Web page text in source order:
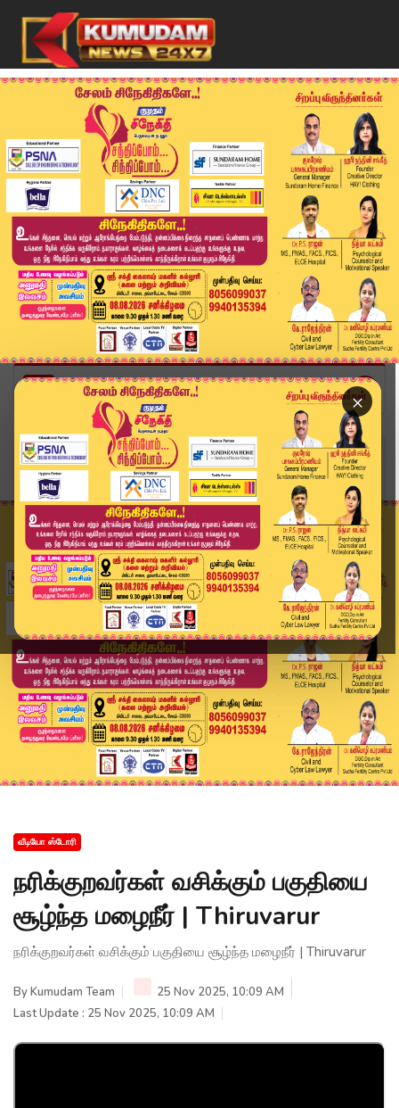
×
Home
வீடியோ ஸ்டோரி
நரிக்குறவர்கள் வசிக்கும் பகுதியை சூழ்ந்த மழைநீர...
வீடியோ ஸ்டோரி
நரிக்குறவர்கள் வசிக்கும் பகுதியை
சூழ்ந்த மழைநீர் | Thiruvarur
நரிக்குறவர்கள் வசிக்கும் பகுதியை சூழ்ந்த மழைநீர் | Thiruvarur
ByKumudam Team
25 Nov 2025, 10:09 AM
Last Update : 25 Nov 2025, 10:09 AM